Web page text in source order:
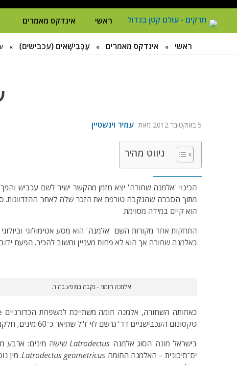
ח
רקים - עולם קטן בגדול
חרקים, עכבישים ופרוקי רגליים בישראל. מאות מאמרים בנושאי טבע, אקולוגיה, ביולוגיה ויחסי אדם-חרקים. הפעלות ומשחקים לילדים,
ראשי אינדקס מאמרים
ראשי » אינדקס מאמרים » עַכְּבִישָׁאִים (עכבישים) »
5 באוקטובר 2012 מאת עמיר וינשטיין
ניווט מהיר
הכינוי 'אלמנה שחורה' יצא מזמן מהקשר ישיר לשם עכביש והפך
מתוך הסברה שהנקבה טורפת את הזכר שלה לאחר ההזדווגות.
הוא קיים במידה מסוימת.
התחקות אחר מקורות השם 'אלמנה' הוא מסע אטימולוגי
כאלמנה שחורה אך הוא לא פחות מעניין וחשוב להכיר. הפעם
אלמנה חומה - נקבה במופע בהיר.
טקסונום העכבישניים דר' גֶרשֹם לוי ז"ל שתיאר כ־60 מינים, חלקם חדשים למדע, חלקם כאנדמיים לישראל.
בישראל מונה הסוג אלמנה Latrodectus שישה מינים: ארבע
ים־תיכונית – האלמנה החומה Latrodectus geometricus. מין